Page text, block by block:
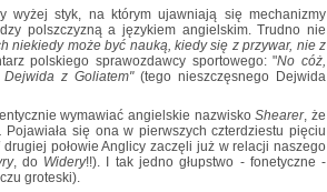
wyżej styk, na którym ujawniają się mechanizmy
polszczyzną a językiem angielskim. Trudno nie
niekiedy może być nauką, kiedy się z przywar, nie z
polskiego sprawozdawcy sportowego: "No cóż,
Dejwida z Goliatem"(tego nieszczęsnego Dejwida
wymawiać angielskie nazwiskoShearer, że
Pojawiała się ona w pierwszych czterdziestu pięciu
połowie Anglicy zaczęli już w relacji naszego
, do Widery!!). I tak jedno głupstwo - fonetyczne -
groteski).